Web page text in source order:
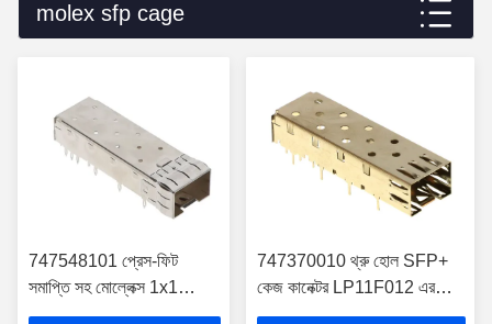
molex sfp cage
747548101 প্রেস-ফিট
সমাপ্তি সহ মোল্লেক্স 1x1
এসএফপি + কেজ সমাবেশ
747370010 থ্রু হোল SFP+
কেজ কানেক্টর LP11F012 এর
সমতুল্য